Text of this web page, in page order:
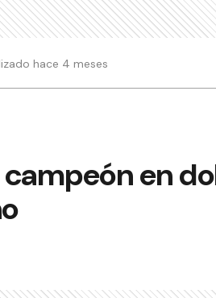
hace 4 meses
en